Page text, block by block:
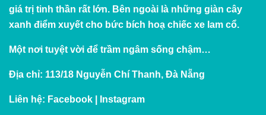
giá trị tinh thần rất lớn. Bên ngoài là những giàn cây
xanh điểm xuyết cho bức bích hoạ chiếc xe lam cổ.
Một nơi tuyệt vời để trầm ngâm sống chậm…
Địa chỉ: 113/18 Nguyễn Chí Thanh, Đà Nẵng
Liên hệ: Facebook Instagram